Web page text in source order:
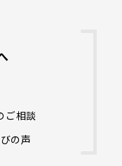
ご相談
の声